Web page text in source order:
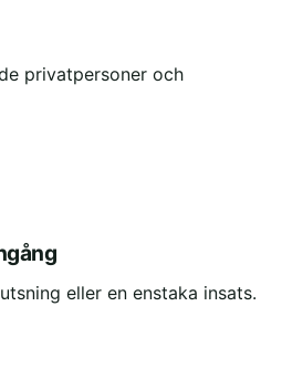
privatpersoner och
eller en enstaka insats.